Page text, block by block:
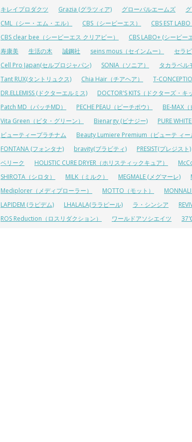
キレイプロダクツ
Grazia (グラツィア) グローバルエームズ
CML（シー・エム・エル）
CBS（シービーエス）
CBS EST
CBS clear bee（シービーエス クリアビー）
CBS LABO+ (シービー
寿康美
生活の木 誠鋼社 seins mous（セインムー） セラ
Cell Pro Japan(セルプロジャパン)
SONIA（ソニア） タカラベル
Tant RUX(タントリュクス)
Chia Hair（チアヘア）
T-
DR.ELLEMISS (ドクターエルミス)
DOCTOR'S KITS（ドクターズ・キ
Patch MD（パッチMD）
PECHE PEAU（ピーチポウ） BE-MAX（
Vita Green（ビタ・グリーン）
Bienargy (ビナジー) PURE
ビューティープラチナム
Beauty Lumiere Premium（ビューテ ィー
FONTANA (フォンタナ)
bravity(ブラビティ) PRESIST(プレジスト)
ベリーク
HOLISTIC CURE DRYER（ホリスティックキュア）
SHIROTA（シロタ）
MILK（ミルク） MEGMALE (メグマーレ)
Mediplorer（メディプローラー）
MOTTO（モット） MONNALI
LAPIDEM (ラピデム)
LHALALA(ララピール) ラ・シンシア
ROS Reduction（ロスリダクション）
ワールドアソシエイツ